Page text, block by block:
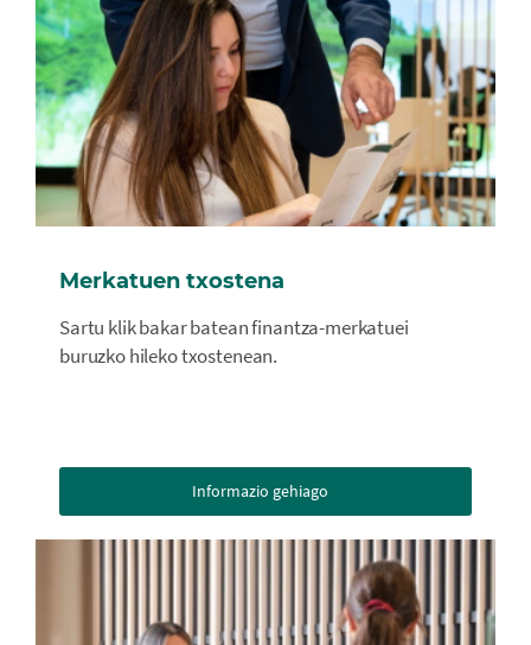
Merkatuen txostena
Sartu klik bakar batean finantza-merkatuei
buruzko hileko txostenean.
Informazio gehiago